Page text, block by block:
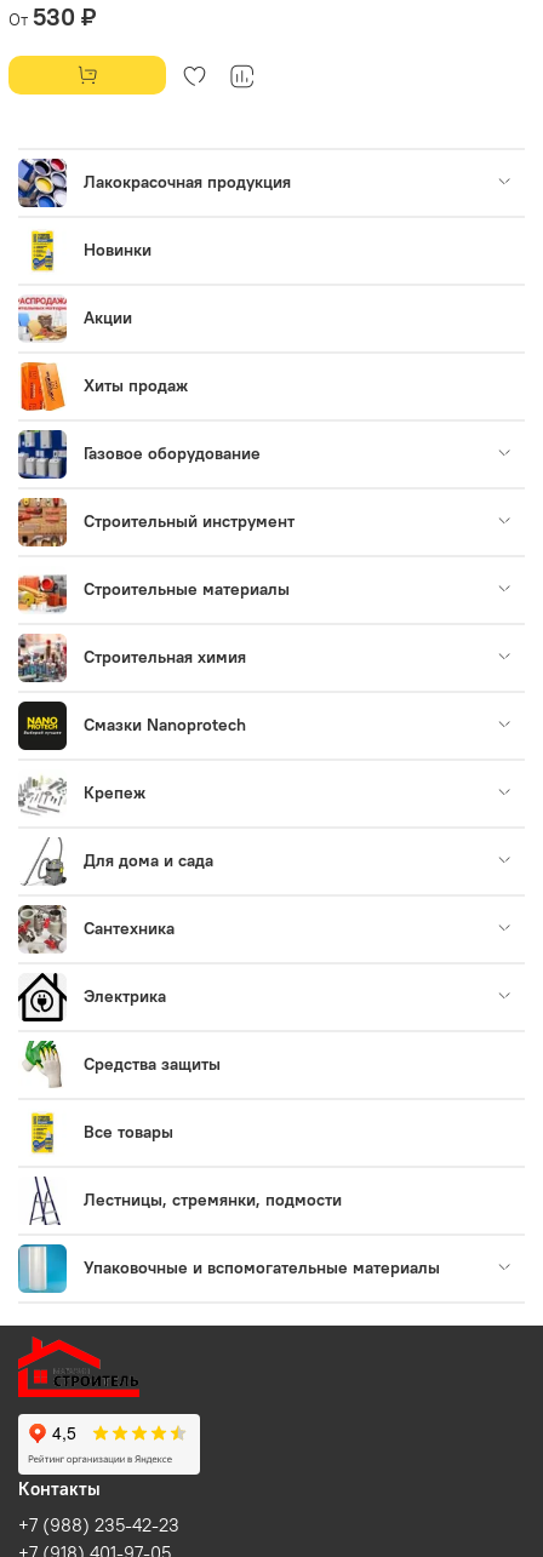
От 530 ₽
Лакокрасочная продукция
Новинки
Акции
Хиты продаж
Газовое оборудование
Строительный инструмент
Строительные материалы
Строительная химия
Смазки Nanoprotech
Крепеж
Для дома и сада
Сантехника
Электрика
Средства защиты
Все товары
Лестницы, стремянки, подмости
Упаковочные и вспомогательные материалы
Контакты
+7 (988) 235-42-23